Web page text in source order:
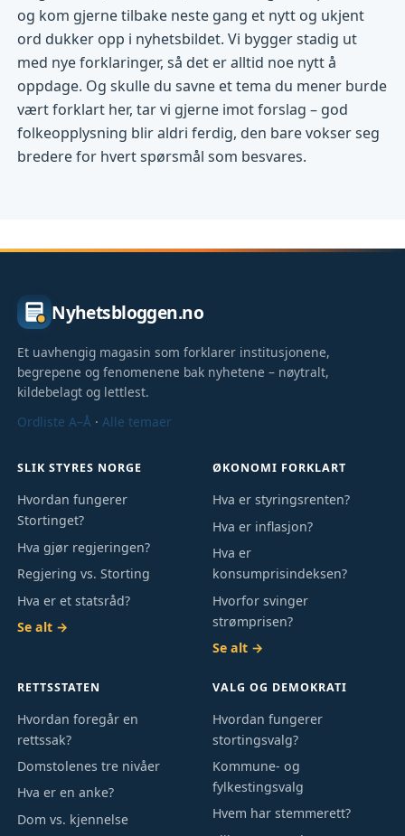
og kom gjerne tilbake neste gang et nytt og ukjent
ord dukker opp i nyhetsbildet. Vi bygger stadig ut
med nye forklaringer, så det er alltid noe nytt å
oppdage. Og skulle du savne et tema du mener burde
vært forklart her, tar vi gjerne imot forslag – god
folkeopplysning blir aldri ferdig, den bare vokser seg
bredere for hvert spørsmål som besvares.
Nyhetsbloggen.no
Et uavhengig magasin som forklarer institusjonene,
begrepene og fenomenene bak nyhetene – nøytralt,
kildebelagt og lettlest.
Ordliste A–Å ·Alle temaer
SLIK STYRES NORGE
Hvordan fungerer
Stortinget?
Hva gjør regjeringen?
Regjering vs. Storting
Hva er et statsråd?
Se alt →
ØKONOMI FORKLART
Hva er styringsrenten?
Hva er inflasjon?
Hva er
konsumprisindeksen?
Hvorfor svinger
strømprisen?
Se alt →
RETTSSTATEN
Hvordan foregår en
rettssak?
Domstolenes tre nivåer
Hva er en anke?
Dom vs. kjennelse
VALG OG DEMOKRATI
Hvordan fungerer
stortingsvalg?
Kommune- og
fylkestingsvalg
Hvem har stemmerett?